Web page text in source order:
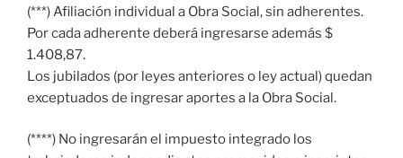
(***) Afiliación individual a Obra Social, sin adherentes.
Por cada adherente deberá ingresarse además $
1.408,87.
Los jubilados (por leyes anteriores o ley actual) quedan
exceptuados de ingresar aportes a la Obra Social.
(****) No ingresarán el impuesto integrado los